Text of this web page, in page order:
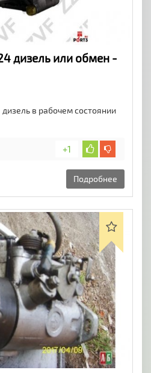
дизель или обмен -
в рабочем состоянии
+1
Подробнее